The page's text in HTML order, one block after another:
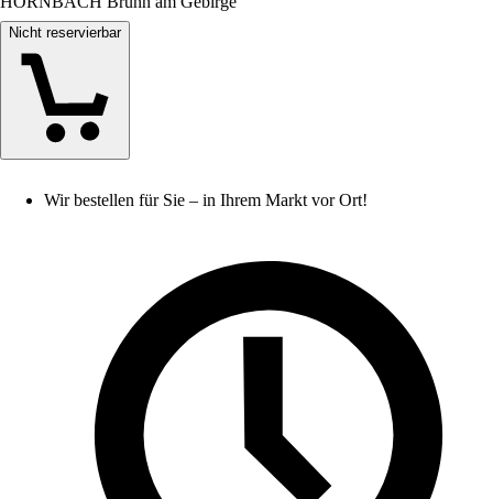
Nicht reservierbar
Wir bestellen für Sie – in Ihrem Markt vor Ort!